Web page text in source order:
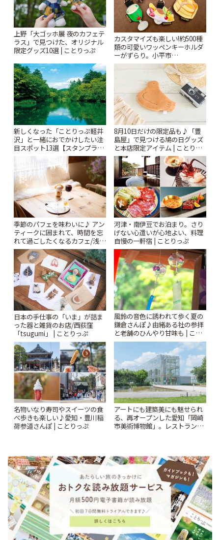
上野「大ゴッホ展 夜のカフェテ
ラス」で見つけた、オリジナル
限定グッズ10選 | ことりっぷ
カスタマイズも楽しい!約500種
類の可愛いワッペンキーホルダ
ーがずらり。小平市
「Kimamaya T&K」 | ことりっ
新しくなった「ことりっぷ軽井
沢」と一緒におでかけしたい注
目スポット13選【スタンプラリ
ー開催中】 | ことりっぷ
8月10日だけの限定品も♪「豊
島屋」で見つける鳩の日グッズ
と本店限定アイテム | ことりっ
ぷ
季節のパフェを味わいに♪ アン
ティークに囲まれて、時間を忘
れて過ごしたくなるカフェ/浅草
「annorum cafe」 | ことりっぷ
河津・南伊豆でお泊まり。さり
げない心遣いが心地よい、料理
自慢の一軒宿 | ことりっぷ
日本の手仕事の「いま」が詰ま
った器と雑貨のお店/西荻窪
「tsugumi」 | ことりっぷ
風鈴の音色に誘われて歩く夏の
鎌倉さんぽ♪由緒ある社の参拝
と老舗のひんやり甘味も | こと
りっぷ
名物いなり寿司やスイーツの食
べ歩きも楽しい♪愛知・豊川稲
荷参道さんぽ | ことりっぷ
アートにも建築美にも魅せられ
る、再オープンした愛知「岡崎
市美術博物館」。レストランや